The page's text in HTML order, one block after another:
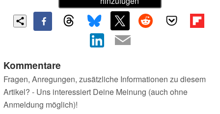
Kommentare
Fragen, Anregungen, zusätzliche Informationen zu diesem
Artikel? - Uns interessiert Deine Meinung (auch ohne
Anmeldung möglich)!